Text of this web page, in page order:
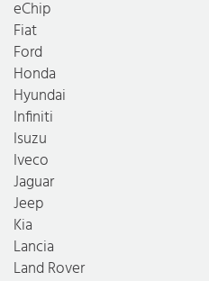
eChip
Fiat
Ford
Honda
Hyundai
Infiniti
Isuzu
Iveco
Jaguar
Jeep
Kia
Lancia
Land Rover